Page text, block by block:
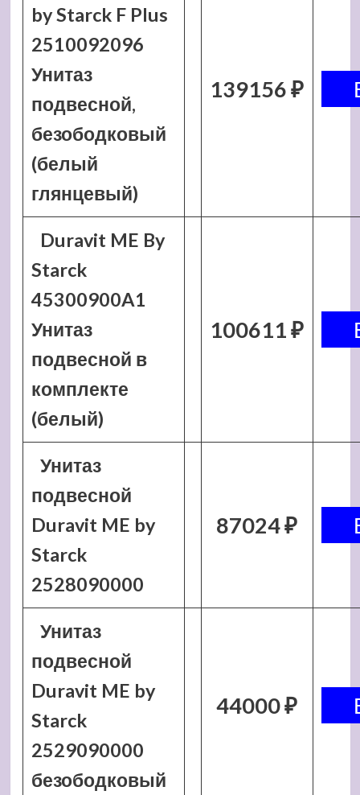
by Starck F Plus
2510092096
Унитаз
подвесной,
безободковый
(белый
глянцевый)
139156 ₽
Duravit ME By
Starck
45300900A1
Унитаз
подвесной в
комплекте
(белый)
100611 ₽
Унитаз
подвесной
Duravit ME by
Starck
2528090000
87024 ₽
Унитаз
подвесной
Duravit ME by
Starck
2529090000
безободковый
44000 ₽